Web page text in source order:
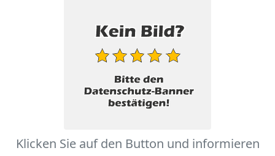
Klicken Sie auf den Button und informieren